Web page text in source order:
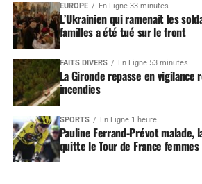
EUROPE En Ligne 33 minutes
L’Ukrainien qui ramenait les
familles a été tué sur le front
FAITS DIVERS En Ligne 53 minutes
La Gironde repasse en vigilance
incendies
SPORTS En Ligne 1 heure
Pauline Ferrand-Prévot malade,
quitte le Tour de France femmes